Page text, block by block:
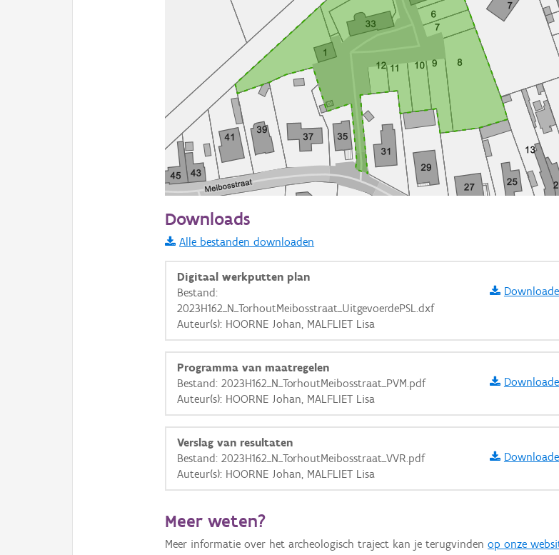
Informatie Vlaanderen
i
+ −
Basis Lagen
OSM-Basiskaart
Ortho
GRB-Basiskaart
GRB-Basiskaart in grijswaarden
Downloads
Alle bestanden downloaden
Digitaal werkputten plan
Bestand:
2023H162_N_TorhoutMeibosstraat_UitgevoerdePSL.dxf
Auteur(s): HOORNE Johan, MALFLIET Lisa
Programma van maatregelen
Bestand: 2023H162_N_TorhoutMeibosstraat_PVM.pdf
Auteur(s): HOORNE Johan, MALFLIET Lisa
Verslag van resultaten
Bestand: 2023H162_N_TorhoutMeibosstraat_VVR.pdf
Auteur(s): HOORNE Johan, MALFLIET Lisa
Meer weten?
Meer informatie over het archeologisch traject kan je terugvindenop onze